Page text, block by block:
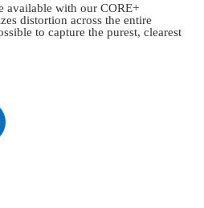
available with our CORE+
distortion across the entire
to capture the purest, clearest